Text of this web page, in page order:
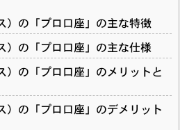
）の「プロ口座」の主な特徴
）の「プロ口座」の主な仕様
）の「プロ口座」のメリットと
）の「プロ口座」のデメリット